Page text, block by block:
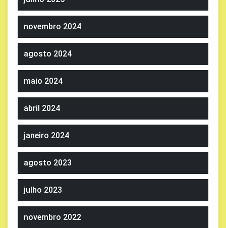
novembro 2024
agosto 2024
maio 2024
abril 2024
janeiro 2024
agosto 2023
julho 2023
novembro 2022